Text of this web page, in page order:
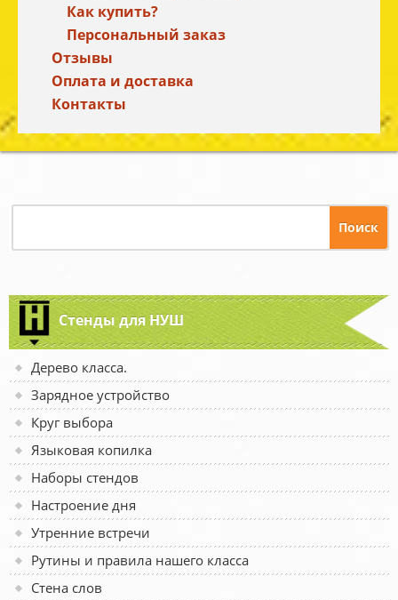
Как купить?
Персональный заказ
Отзывы
Оплата и доставка
Контакты
Стенды для НУШ
Дерево класса.
Зарядное устройство
Круг выбора
Языковая копилка
Наборы стендов
Настроение дня
Утренние встречи
Рутины и правила нашего класса
Стена слов